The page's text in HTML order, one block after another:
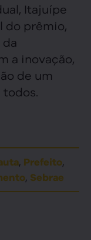
Itajuípe
do prêmio,
a inovação,
de um
, Prefeito,
, Sebrae